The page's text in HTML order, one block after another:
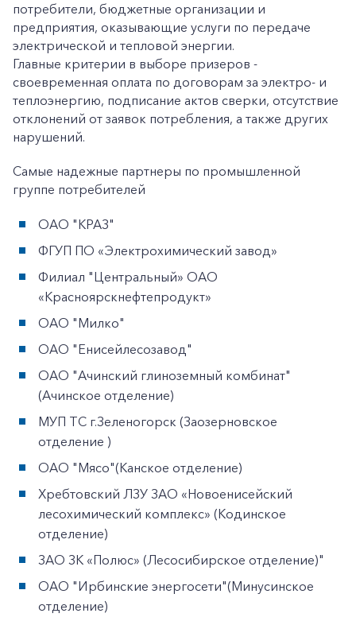
потребители, бюджетные организации и
предприятия, оказывающие услуги по передаче
электрической и тепловой энергии.
Главные критерии в выборе призеров -
своевременная оплата по договорам за электро- и
теплоэнергию, подписание актов сверки, отсутствие
отклонений от заявок потребления, а также других
нарушений.
Самые надежные партнеры по промышленной
группе потребителей
ОАО "КРАЗ"
ФГУП ПО «Электрохимический завод»
Филиал "Центральный» ОАО
«Красноярскнефтепродукт»
ОАО "Милко"
ОАО "Енисейлесозавод"
ОАО "Ачинский глиноземный комбинат"
(Ачинское отделение)
МУП ТС г.Зеленогорск (Заозерновское
отделение )
ОАО "Мясо"(Канское отделение)
Хребтовский ЛЗУ ЗАО «Новоенисейский
лесохимический комплекс» (Кодинское
отделение)
ЗАО ЗК «Полюс» (Лесосибирское отделение)"
ОАО "Ирбинские энергосети"(Минусинское
отделение)